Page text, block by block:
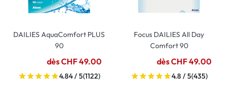
DAILIES AquaComfort PLUS
90
dès CHF 49.00
4.84 / 5(1122)
Focus DAILIES All Day
Comfort 90
dès CHF 49.00
4.8 / 5(435)